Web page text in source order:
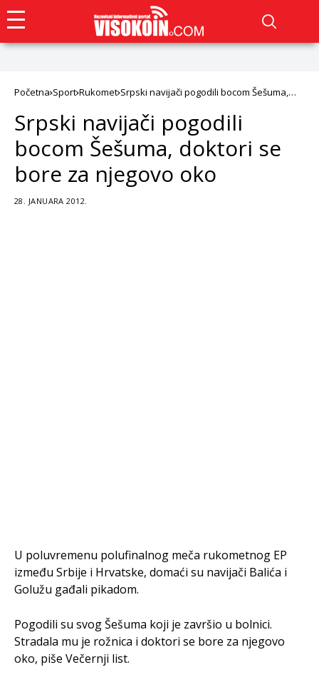
Početna Sport Rukomet Srpski navijači pogodili bocom Šešuma,
Srpski navijači pogodili
bocom Šešuma, doktori se
bore za njegovo oko
28. JANUARA 2012.
U poluvremenu polufinalnog meča rukometnog EP
između Srbije i Hrvatske, domaći su navijači Balića i
Golužu gađali pikadom.
Pogodili su svog Šešuma koji je završio u bolnici.
Stradala mu je rožnica i doktori se bore za njegovo
oko, piše Večernji list.